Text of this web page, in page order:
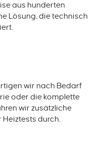
aus hunderten
Lösung, die technisch
wir nach Bedarf
oder die komplette
wir zusätzliche
durch.